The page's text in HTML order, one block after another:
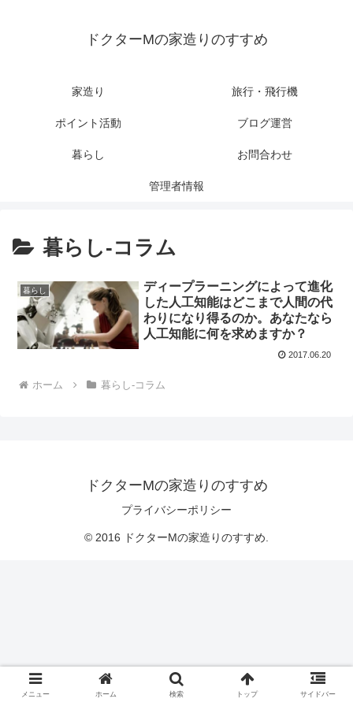
ドクターMの家造りのすすめ
家造り 旅行・飛行機
ポイント活動 ブログ運営
暮らし お問合わせ
管理者情報
暮らし-コラム
暮らし
ディープラーニングによって進化
した人工知能はどこまで人間の代
わりになり得るのか。あなたなら
人工知能に何を求めますか？
2017.06.20
ホーム 暮らし-コラム
ドクターMの家造りのすすめ
プライバシーポリシー
© 2016 ドクターMの家造りのすすめ.
メニュー ホーム 検索 トップ サイドバー